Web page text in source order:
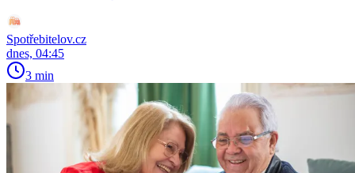
Spotřebitelov.cz
dnes, 04:45
3 min